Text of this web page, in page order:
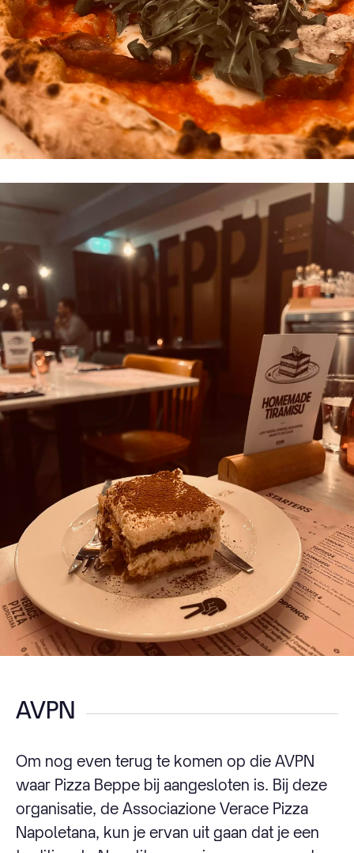
AVPN
Om nog even terug te komen op die AVPN
waar Pizza Beppe bij aangesloten is. Bij deze
organisatie, de Associazione Verace Pizza
Napoletana, kun je ervan uit gaan dat je een